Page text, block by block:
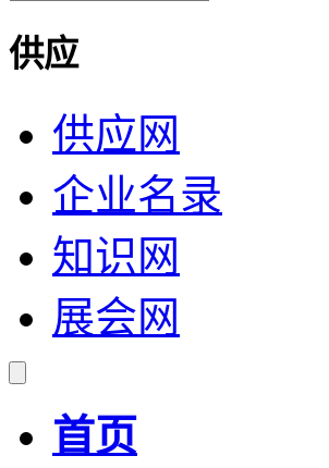
供应
供应网
企业名录
知识网
展会网
首页